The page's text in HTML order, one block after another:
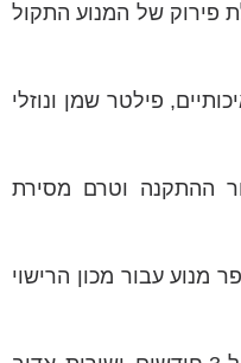
פירוק של המנוע התקול
פילטר שמן ונוזלי
ההתקנה וטרם מסירת
עבור מכון הרישוי